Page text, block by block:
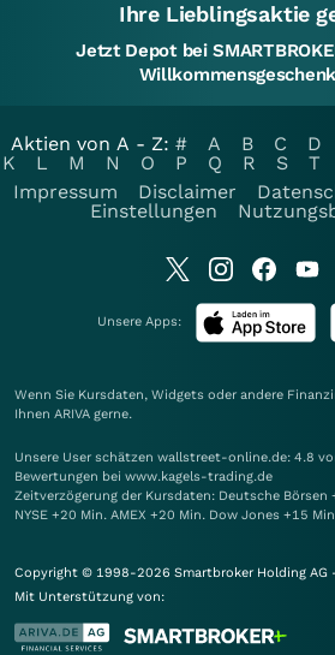
Ihre Lieblingsaktie
Jetzt Depot bei
Aktien von A - Z: # A B C D
K
L M N O P Q R S T
Impressum
Disclaimer
Einstellungen
Unsere Apps:
Wenn Sie Kursdaten, Widgets oder andere
Ihnen ARIVA gerne.
Unsere User schätzen wallstreet-online.de: 4.8
Bewertungen bei www.kagels-trading.de
Zeitverzögerung der Kursdaten: Deutsche Börsen
NYSE +20 Min. AMEX +20 Min. Dow Jones +15
Copyright © 1998-2026 Smartbroker Holding AG
Mit Unterstützung von: